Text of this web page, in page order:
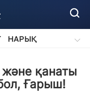
НАРЫҚ
қанаты
Ғарыш!